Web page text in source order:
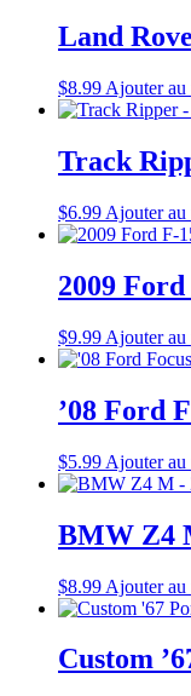
Land
$8.99 Ajouter au
Track
$6.99 Ajouter au
2009
$9.99 Ajouter au
’08 Ford
$5.99 Ajouter au
BMW Z4
$8.99 Ajouter au
Custom